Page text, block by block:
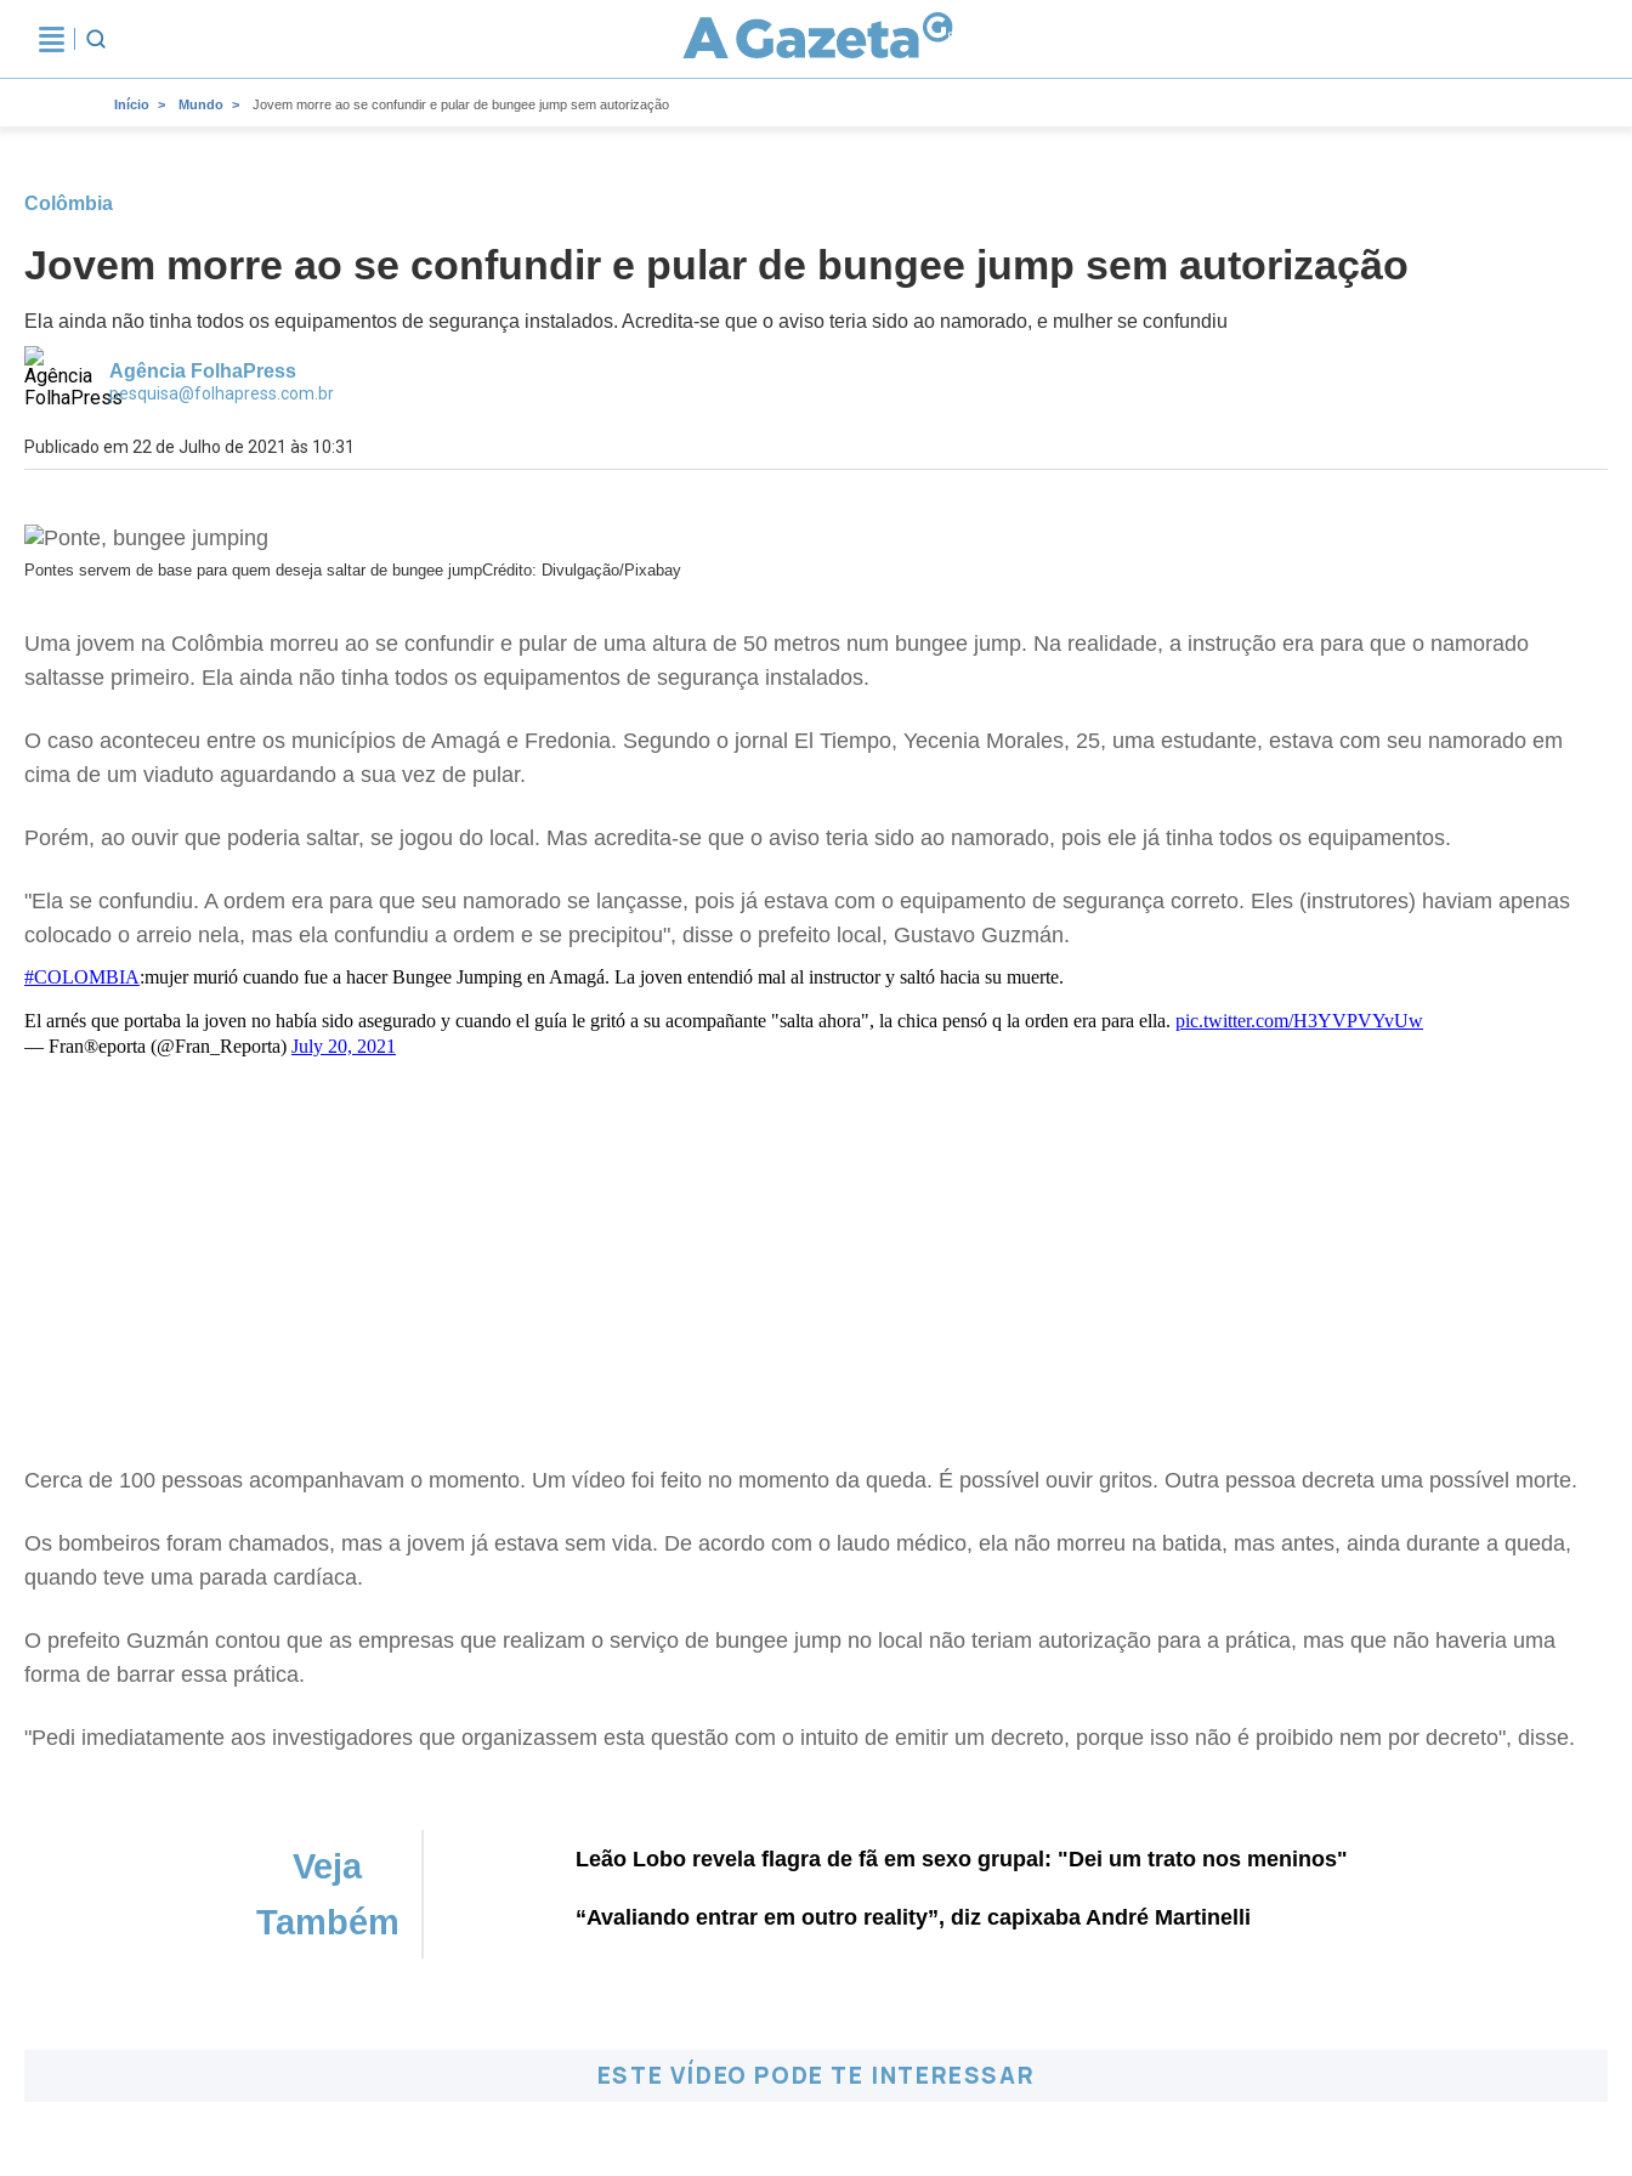
Início Mundo Jovem morre ao se confundir e pular de bungee jump sem autorização
Colômbia
Jovem morre ao se confundir e pular de bungee jump sem autorização
Ela ainda não tinha todos os equipamentos de segurança instalados. Acredita-se que o aviso teria sido ao namorado, e mulher se confundiu
Agência FolhaPress
pesquisa@folhapress.com.br
Publicado em 22 de Julho de 2021 às 10:31
Pontes servem de base para quem deseja saltar de bungee jumpCrédito: Divulgação/Pixabay
Uma jovem na Colômbia morreu ao se confundir e pular de uma altura de 50 metros num bungee jump. Na realidade, a instrução era para que o namorado
saltasse primeiro. Ela ainda não tinha todos os equipamentos de segurança instalados.
O caso aconteceu entre os municípios de Amagá e Fredonia. Segundo o jornal El Tiempo, Yecenia Morales, 25, uma estudante, estava com seu namorado em
cima de um viaduto aguardando a sua vez de pular.
Porém, ao ouvir que poderia saltar, se jogou do local. Mas acredita-se que o aviso teria sido ao namorado, pois ele já tinha todos os equipamentos.
"Ela se confundiu. A ordem era para que seu namorado se lançasse, pois já estava com o equipamento de segurança correto. Eles (instrutores) haviam apenas
colocado o arreio nela, mas ela confundiu a ordem e se precipitou", disse o prefeito local, Gustavo Guzmán.
#COLOMBIA:mujer murió cuando fue a hacer Bungee Jumping en Amagá. La joven entendió mal al instructor y saltó hacia su muerte.
El arnés que portaba la joven no había sido asegurado y cuando el guía le gritó a su acompañante "salta ahora", la chica pensó q la orden era para ella. pic.twitter.com/H3YVPVYvUw
— Fran®️eporta (@Fran_Reporta) July 20, 2021
Cerca de 100 pessoas acompanhavam o momento. Um vídeo foi feito no momento da queda. É possível ouvir gritos. Outra pessoa decreta uma possível morte.
Os bombeiros foram chamados, mas a jovem já estava sem vida. De acordo com o laudo médico, ela não morreu na batida, mas antes, ainda durante a queda,
quando teve uma parada cardíaca.
O prefeito Guzmán contou que as empresas que realizam o serviço de bungee jump no local não teriam autorização para a prática, mas que não haveria uma
forma de barrar essa prática.
"Pedi imediatamente aos investigadores que organizassem esta questão com o intuito de emitir um decreto, porque isso não é proibido nem por decreto", disse.
Veja
Também
Leão Lobo revela flagra de fã em sexo grupal: "Dei um trato nos meninos"
“Avaliando entrar em outro reality”, diz capixaba André Martinelli
ESTE VÍDEO PODE TE INTERESSAR